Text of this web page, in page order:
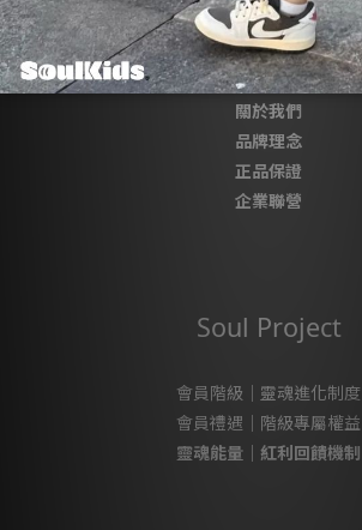
About SoulKids
關於我們
品牌理念
正品保證
企業聯營
Soul Project
會員階級｜靈魂進化制度
會員禮遇｜階級專屬權益
靈魂能量｜紅利回饋機制